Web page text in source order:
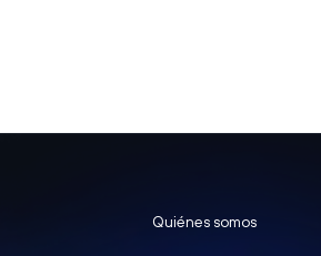
Quiénes somos